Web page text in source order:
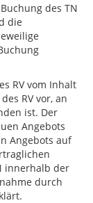
des TN
die
RV vom Inhalt
RV vor, an
ist. Der
Angebots
Angebots auf
innerhalb der
durch